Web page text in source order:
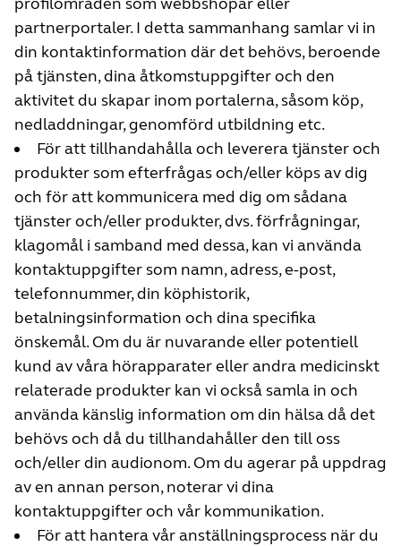
partnerportaler. I detta sammanhang samlar vi in
din kontaktinformation där det behövs, beroende
på tjänsten, dina åtkomstuppgifter och den
aktivitet du skapar inom portalerna, såsom köp,
nedladdningar, genomförd utbildning etc.
För att tillhandahålla och leverera tjänster och
produkter som efterfrågas och/eller köps av dig
och för att kommunicera med dig om sådana
tjänster och/eller produkter, dvs. förfrågningar,
klagomål i samband med dessa, kan vi använda
kontaktuppgifter som namn, adress, e-post,
telefonnummer, din köphistorik,
betalningsinformation och dina specifika
önskemål. Om du är nuvarande eller potentiell
kund av våra hörapparater eller andra medicinskt
relaterade produkter kan vi också samla in och
använda känslig information om din hälsa då det
behövs och då du tillhandahåller den till oss
och/eller din audionom. Om du agerar på uppdrag
av en annan person, noterar vi dina
kontaktuppgifter och vår kommunikation.
För att hantera vår anställningsprocess när du